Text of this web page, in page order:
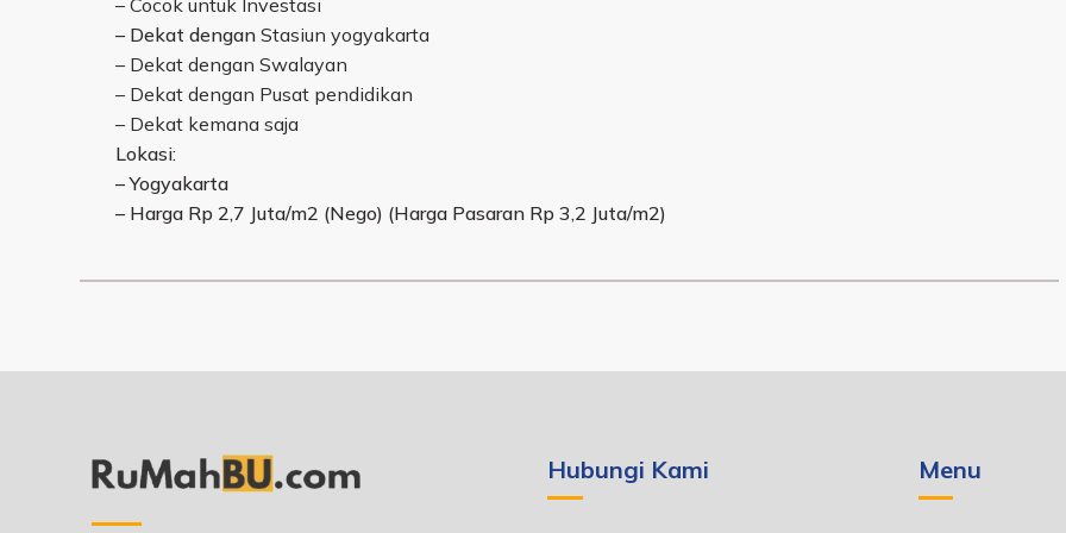
– Cocok untuk Investasi
– Dekat dengan Stasiun yogyakarta
– Dekat dengan Swalayan
– Dekat dengan Pusat pendidikan
– Dekat kemana saja
Lokasi:
– Yogyakarta
– Harga Rp 2,7 Juta/m2 (Nego) (Harga Pasaran Rp 3,2 Juta/m2)
Hubungi Kami Menu